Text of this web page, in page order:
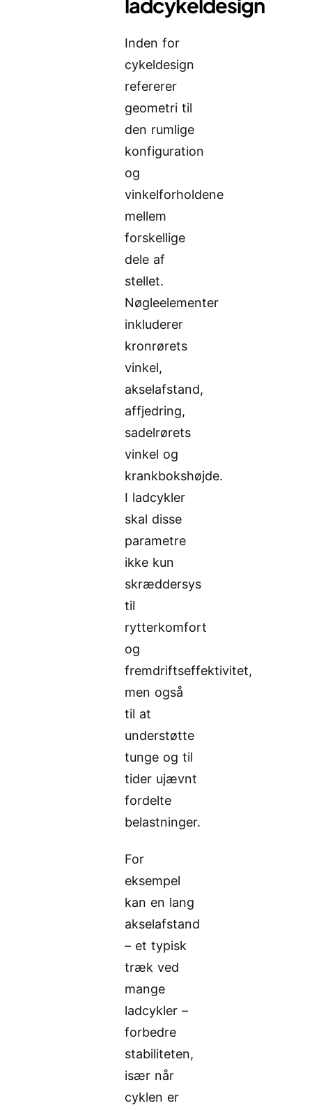
Inden for
cykeldesign
refererer
geometri til
den rumlige
konfiguration
og
vinkelforholdene
mellem
forskellige
dele af
stellet.
Nøgleelementer
inkluderer
kronrørets
vinkel,
akselafstand,
affjedring,
sadelrørets
vinkel og
krankbokshøjde.
I ladcykler
skal disse
parametre
ikke kun
skræddersys
til
rytterkomfort
og
fremdriftseffektivitet,
men også
til at
understøtte
tunge og til
tider ujævnt
fordelte
belastninger.
For
eksempel
kan en lang
akselafstand
– et typisk
træk ved
mange
ladcykler –
forbedre
stabiliteten,
især når
cyklen er